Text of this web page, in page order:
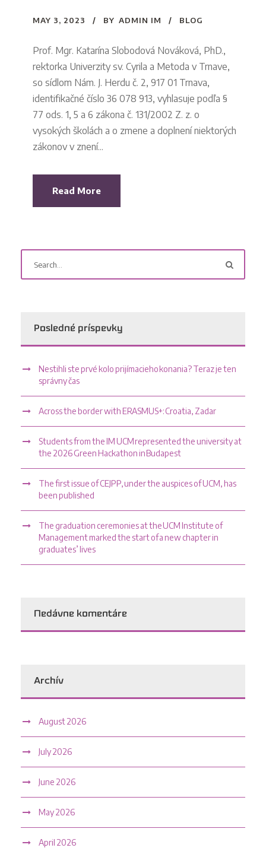
MAY 3, 2023 BY ADMIN IM BLOG
Prof. Mgr. Katarína Slobodová Nováková, PhD.,
rektorka Univerzity sv. Cyrila a Metoda v Trnave,
so sídlom Nám. J. Herdu č. 2, 917 01 Trnava,
identifikačné číslo 36 078 913, vyhlasuje podľa §
77 ods. 1, 5 a 6 zákona č. 131/2002 Z. z. o
vysokých školách a o zmene a doplnení niektorých
zákonov v znení...
Read More
Posledné príspevky
Nestihli ste prvé kolo prijímacieho konania? Teraz je ten
správny čas
Across the border with ERASMUS+: Croatia, Zadar
Students from the IM UCM represented the university at
the 2026 Green Hackathon in Budapest
The first issue of CEJPP, under the auspices of UCM, has
been published
The graduation ceremonies at the UCM Institute of
Management marked the start of a new chapter in
graduates’ lives
Nedávne komentáre
Archív
August 2026
July 2026
June 2026
May 2026
April 2026